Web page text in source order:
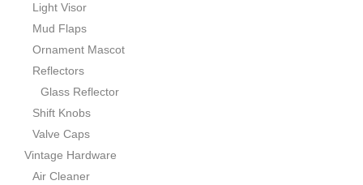
Light Visor
Mud Flaps
Ornament Mascot
Reflectors
Glass Reflector
Shift Knobs
Valve Caps
Vintage Hardware
Air Cleaner